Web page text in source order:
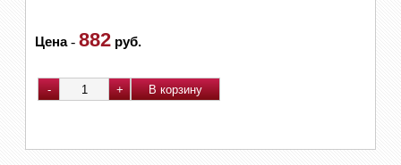
Цена- 882 руб.